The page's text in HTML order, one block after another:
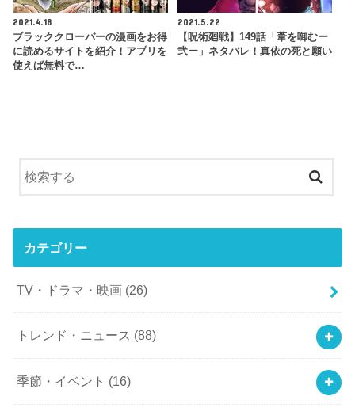
2021.4.18
ブラッククローバーの漫画をお得
に読めるサイトを紹介！アプリを
使えば無料で…
2021.5.22
【呪術廻戦】149話「葦を啣むー
弐ー」ネタバレ！真依の死と願い
カテゴリー
TV・ドラマ・映画 (26)
トレンド・ニュース (88)
季節・イベント (16)